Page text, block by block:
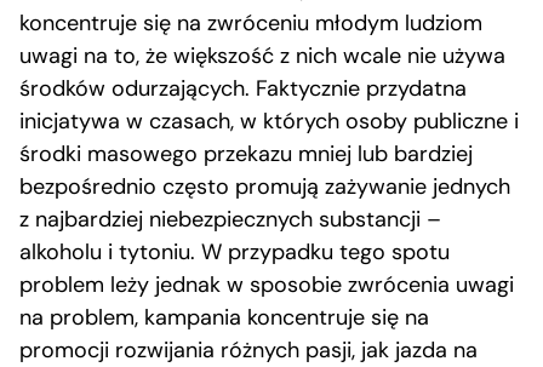
koncentruje się na zwróceniu młodym ludziom
uwagi na to, że większość z nich wcale nie używa
środków odurzających. Faktycznie przydatna
inicjatywa w czasach, w których osoby publiczne i
środki masowego przekazu mniej lub bardziej
bezpośrednio często promują zażywanie jednych
z najbardziej niebezpiecznych substancji –
alkoholu i tytoniu. W przypadku tego spotu
problem leży jednak w sposobie zwrócenia uwagi
na problem, kampania koncentruje się na
promocji rozwijania różnych pasji, jak jazda na